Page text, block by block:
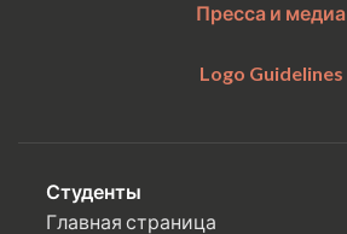
Пресса и медиа
Logo Guidelines
Студенты
Главная страница